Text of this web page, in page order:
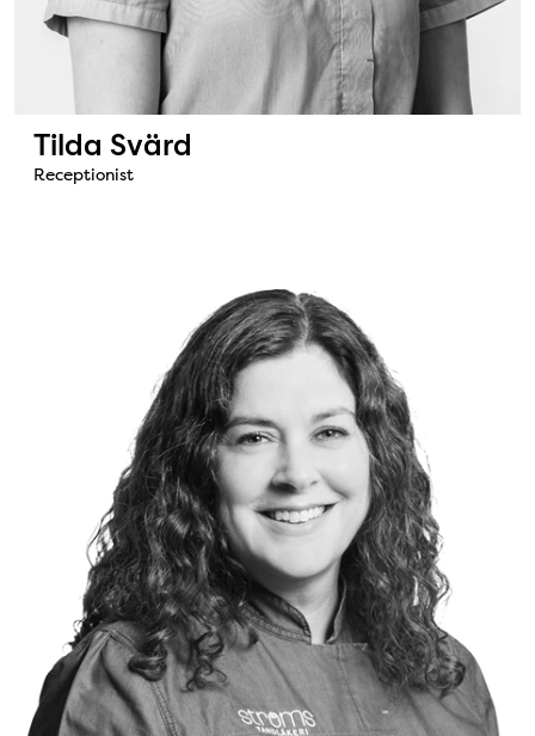
Tilda Svärd
Receptionist